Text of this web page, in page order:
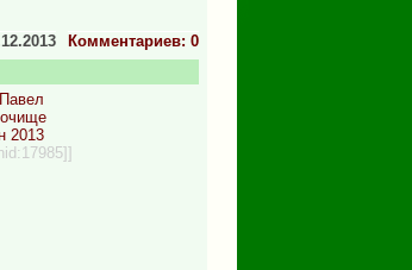
Комментариев: 0
2013